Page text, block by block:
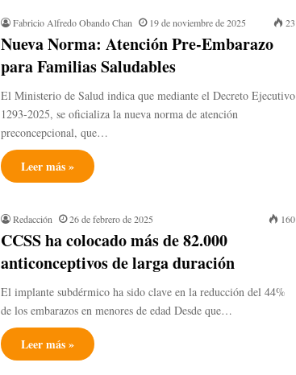
Fabricio Alfredo Obando Chan 19 de noviembre de 2025 23
Nueva Norma: Atención Pre-Embarazo
para Familias Saludables
El Ministerio de Salud indica que mediante el Decreto Ejecutivo
1293-2025, se oficializa la nueva norma de atención
preconcepcional, que…
Leer más »
Redacción 26 de febrero de 2025 160
CCSS ha colocado más de 82.000
anticonceptivos de larga duración
El implante subdérmico ha sido clave en la reducción del 44%
de los embarazos en menores de edad Desde que…
Leer más »